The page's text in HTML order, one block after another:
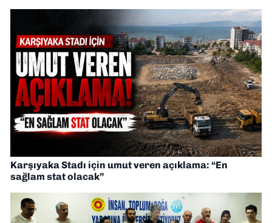
Karşıyaka Stadı için umut veren açıklama: “En
sağlam stat olacak”